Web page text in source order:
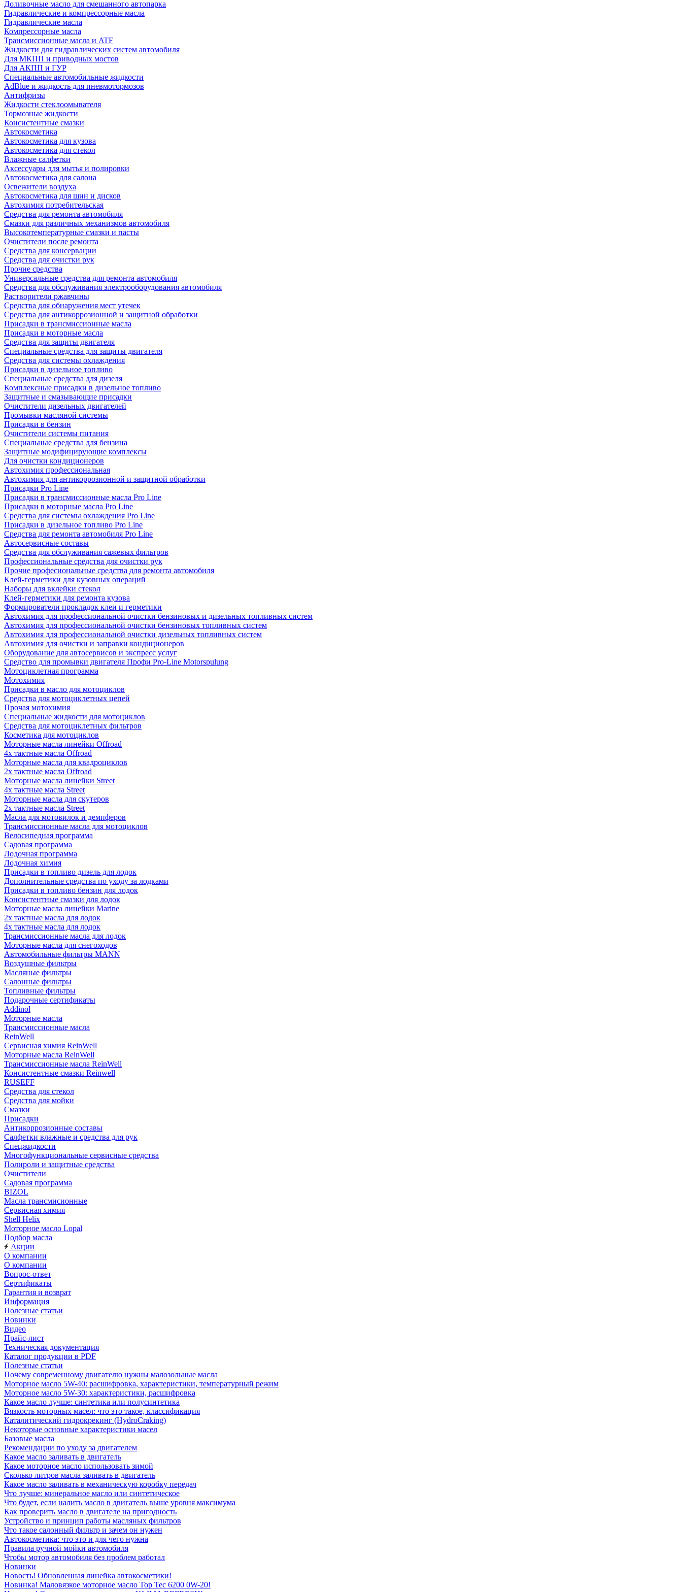
Доливочные масло для смешанного автопарка
Гидравлические и компрессорные масла
Гидравлические масла
Компрессорные масла
Трансмиссионные масла и ATF
Жидкости для гидравлических систем автомобиля
Для МКПП и приводных мостов
Для АКПП и ГУР
Специальные автомобильные жидкости
AdBlue и жидкость для пневмотормозов
Антифризы
Жидкости стеклоомывателя
Тормозные жидкости
Консистентные смазки
Автокосметика
Автокосметика для кузова
Автокосметика для стекол
Влажные салфетки
Аксессуары для мытья и полировки
Автокосметика для салона
Освежители воздуха
Автокосметика для шин и дисков
Автохимия потребительская
Средства для ремонта автомобиля
Смазки для различных механизмов автомобиля
Высокотемпературные смазки и пасты
Очистители после ремонта
Средства для консервации
Средства для очистки рук
Прочие средства
Универсальные средства для ремонта автомобиля
Средства для обслуживания электрооборудования автомобиля
Растворители ржавчины
Средства для обнаружения мест утечек
Средства для антикоррозионной и защитной обработки
Присадки в трансмиссионные масла
Присадки в моторные масла
Средства для защиты двигателя
Специальныe средства для защиты двигателя
Средства для системы охлаждения
Присадки в дизельное топливо
Спeциальные средства для дизеля
Комплексные присадки в дизельное топливо
Защитные и смазывающие присадки
Очистители дизельных двигателей
Промывки масляной системы
Присадки в бензин
Очистители системы питания
Специальные срeдства для бензина
Защитные модифицирующие комплексы
Для очистки кондиционеров
Автохимия профессиональная
Автохимия для антикоррозионной и защитной обработки
Присадки Pro Line
Присадки в трансмиссионные масла Pro Line
Присадки в моторные масла Pro Line
Средства для системы охлаждения Pro Line
Присадки в дизельное топливо Pro Line
Средства для ремонта автомобиля Pro Line
Автосервисные составы
Средства для обслуживания сажевых фильтров
Профессиональные средства для очистки рук
Прочие професиональные средства для ремонта автомобиля
Клей-герметики для кузовных операций
Наборы для вклейки стекол
Клей-герметики для ремонта кузова
Формирователи прокладок клеи и герметики
Автохимия для профессиональной очистки бензиновых и дизельных топливных систем
Автохимия для профессиональной очистки бензиновых топливных систем
Автохимия для профессиональной очистки дизельных топливных систем
Автохимия для очистки и заправки кондиционеров
Оборудование для автосервисов и экспресс услуг
Средство для промывки двигателя Профи Pro-Line Motorspulung
Мотоциклетная программа
Мотохимия
Присадки в масло для мотоциклов
Средства для мотоциклетных цепей
Прочая мотохимия
Специальные жидкости для мотоциклов
Средства для мотоциклетных фильтров
Косметика для мотоциклов
Моторные масла линейки Offroad
4х тактные масла Offroad
Моторные масла для квадроциклов
2х тактные масла Offroad
Моторные масла линейки Street
4х тактные масла Street
Моторные масла для скутеров
2х тактные масла Street
Масла для мотовилок и демпферов
Трансмиссионные масла для мотоциклов
Велосипедная программа
Садовая программа
Лодочная программа
Лодочная химия
Присадки в топливо дизель для лодок
Дополнительные средства по уходу за лодками
Присадки в топливо бензин для лодок
Консистентные смазки для лодок
Моторные масла линейки Marine
2х тактные масла для лодок
4х тактные масла для лодок
Трансмиссионные масла для лодок
Моторные масла для снегоходов
Автомобильные фильтры MANN
Воздушные фильтры
Масляные фильтры
Салонные фильтры
Топливные фильтры
Подарочные сертификаты
Addinol
Моторные масла
Трансмиссионные масла
ReinWell
Сервисная химия ReinWell
Моторные масла ReinWell
Трансмиссионные масла ReinWell
Консистентные смазки Reinwell
RUSEFF
Средства для стекол
Средства для мойки
Смазки
Присадки
Антикоррозионные составы
Салфетки влажные и средства для рук
Спецжидкости
Многофункциональные сервисные средства
Полироли и защитные средства
Очистители
Садовая программа
BIZOL
Масла трансмисионные
Сервисная химия
Shell Helix
Моторное масло Lopal
Подбор масла
Акции
О компании
О компании
Вопрос-ответ
Сертификаты
Гарантия и возврат
Информация
Полезные статьи
Новинки
Видео
Прайс-лист
Техническая документация
Каталог продукции в PDF
Полезные статьи
Почему современному двигателю нужны малозольные масла
Моторное масло 5W-40: расшифровка, характеристики, температурный режим
Моторное масло 5W-30: характеристики, расшифровка
Какое масло лучше: синтетика или полусинтетика
Вязкость моторных масел: что это такое, классификация
Каталитический гидрокрекинг (НydroСraking)
Некоторые основные характеристики масел
Базовые масла
Рекомендации по уходу за двигателем
Какое масло заливать в двигатель
Какое моторное масло использовать зимой
Сколько литров масла заливать в двигатель
Какое масло заливать в механическую коробку передач
Что лучше: минеральное масло или синтетическое
Что будет, если налить масло в двигатель выше уровня максимума
Как проверить масло в двигателе на пригодность
Устройство и принцип работы масляных фильтров
Что такое салонный фильтр и зачем он нужен
Автокосметика: что это и для чего нужна
Правила ручной мойки автомобиля
Чтобы мотор автомобиля без проблем работал
Новинки
Новость! Обновленная линейка автокосметики!
Новинка! Маловязкое моторное масло Top Tec 6200 0W-20!